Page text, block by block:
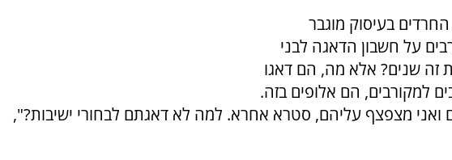
בעיסוק מוגבר
על חשבון הדאגה לבני
זה שנים? אלא מה, הם דאגו
למקורבים, הם אלופים בזה.
ואני מצפצף עליהם, סטרא אחרא. למה לא דאגתם לבחורי ישיבות?",